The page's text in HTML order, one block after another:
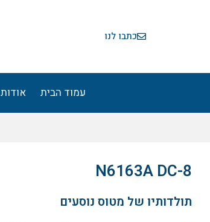
כתבו לנו
עמוד הבית אודות
N6163A DC-8
תולדותיו של מטוס נוסעים